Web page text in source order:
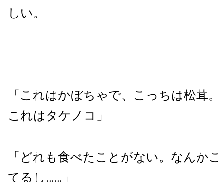
しい。
「これはかぼちゃで、こっちは松茸
これはタケノコ」
「どれも食べたことがない。なんか
てるし……」